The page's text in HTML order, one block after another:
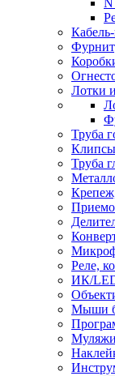
Лотки
Труба
Труба
Реле,
ИК/
Мыши